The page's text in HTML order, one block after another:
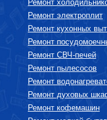
Ремонт
Ремонт электроплит
Ремонт кухонных
Ремонт
Ремонт СВЧ-печей
Ремонт пылесосов
Ремонт
Ремонт духовых
Ремонт кофемашин